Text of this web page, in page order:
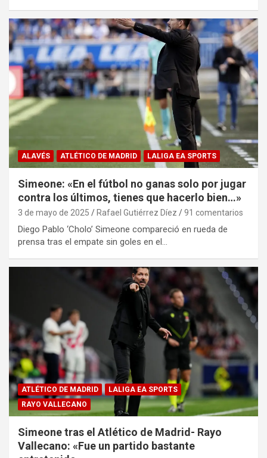
ALAVÉS ATLÉTICO DE MADRID LALIGA EA SPORTS
Simeone: «En el fútbol no ganas solo por jugar
contra los últimos, tienes que hacerlo bien…»
3 de mayo de 2025 Rafael Gutiérrez Díez 91 comentarios
Diego Pablo ‘Cholo’ Simeone compareció en rueda de
prensa tras el empate sin goles en el…
ATLÉTICO DE MADRID
LALIGA EA SPORTS
RAYO VALLECANO
Simeone tras el Atlético de Madrid- Rayo
Vallecano: «Fue un partido bastante